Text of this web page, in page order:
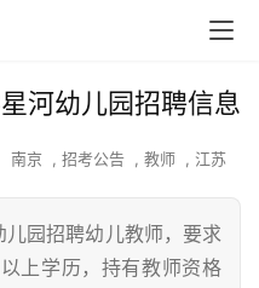
河幼儿园招聘信息
南京 , 招考公告 , 教师 , 江苏
园招聘幼儿教师，要求
上学历，持有教师资格